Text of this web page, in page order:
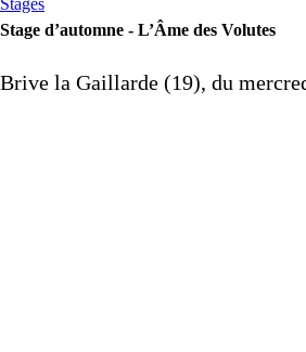
Stages
Stage d’automne - L’Âme des Volutes
Brive la Gaillarde (19), du